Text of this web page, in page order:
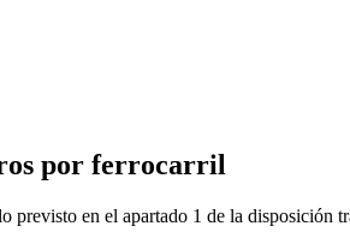
por ferrocarril
en el apartado 1 de la disposición